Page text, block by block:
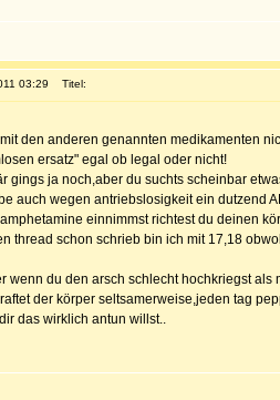
03:29 Titel:
den anderen genannten medikamenten
ersatz" egal ob legal oder nicht!
gings ja noch,aber du suchts scheinbar
auch wegen antriebslosigkeit ein dutzend
einnimmst richtest du deinen
thread schon schrieb bin ich mit 17,18
wenn du den arsch schlecht hochkriegst
der körper seltsamerweise,jeden tag
das wirklich antun willst..